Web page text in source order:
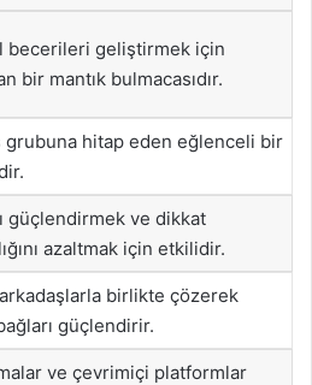
becerileri geliştirmek için
bir mantık bulmacasıdır.
grubuna hitap eden eğlenceli bir
güçlendirmek ve dikkat
azaltmak için etkilidir.
birlikte çözerek
güçlendirir.
ve çevrimiçi platformlar